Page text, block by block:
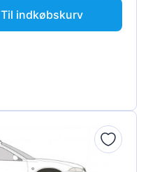
Til indkøbskurv